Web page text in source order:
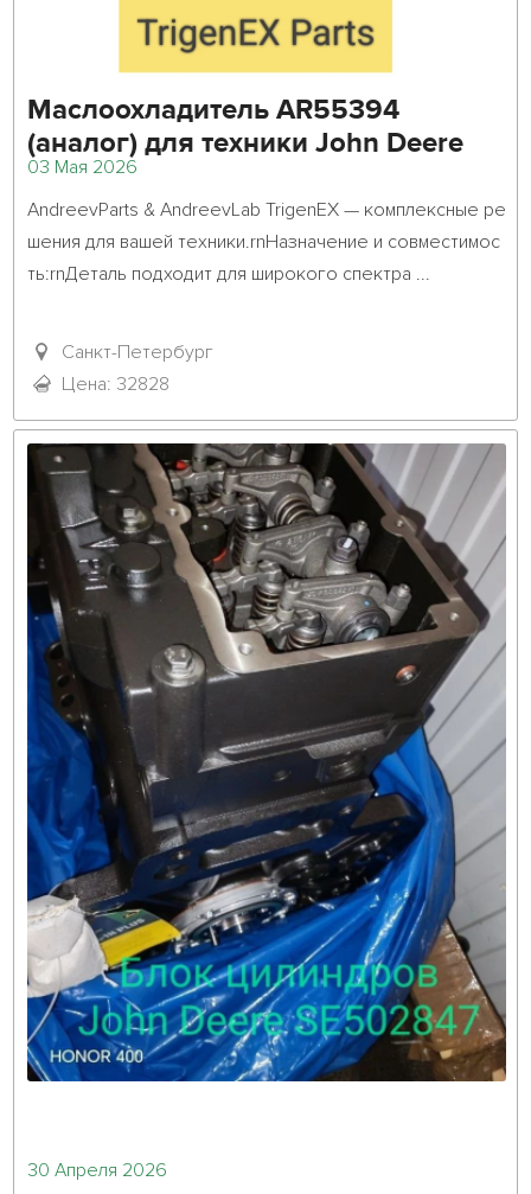
Маслоохладитель AR55394
(аналог) для техники John Deere
03 Мая 2026
AndreevParts & AndreevLab TrigenEX — комплексные ре
шения для вашей техники.rnНазначение и совместимос
ть:rnДеталь подходит для широкого спектра ...
Санкт-Петербург
Цена: 32828
30 Апреля 2026